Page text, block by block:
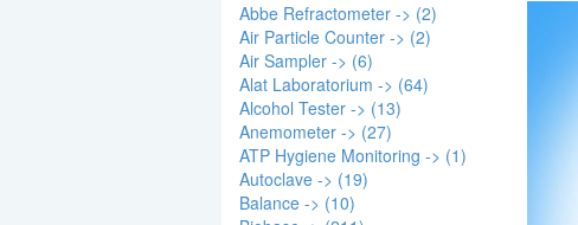
Abbe Refractometer -> (2)
Air Particle Counter -> (2)
Air Sampler -> (6)
Alat Laboratorium -> (64)
Alcohol Tester -> (13)
Anemometer -> (27)
ATP Hygiene Monitoring -> (1)
Autoclave -> (19)
Balance -> (10)